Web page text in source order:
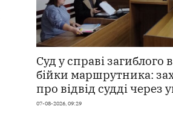
Суд у справі загиблого
бійки маршрутника:
про відвід судді через
07-08-2026, 09:29